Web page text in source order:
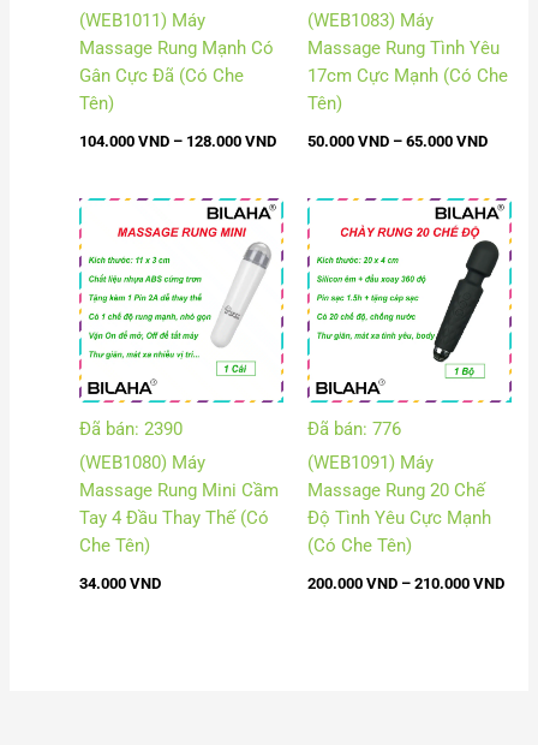
(WEB1011) Máy
Massage Rung Mạnh Có
Gân Cực Đã (Có Che
Tên)
104.000VND – 128.000VND
(WEB1083) Máy
Massage Rung Tình Yêu
17cm Cực Mạnh (Có Che
Tên)
50.000 VND – 65.000 VND
Đã bán: 2390
(WEB1080) Máy
Massage Rung Mini Cầm
Tay 4 Đầu Thay Thế (Có
Che Tên)
34.000VND
Đã bán: 776
(WEB1091) Máy
Massage Rung 20 Chế
Độ Tình Yêu Cực Mạnh
(Có Che Tên)
200.000 VND – 210.000 VND
giá:
từ
đến